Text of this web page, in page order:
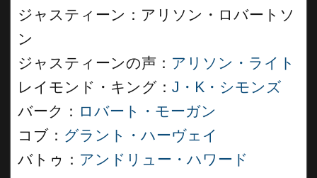
ジャスティーン：アリソン・ロバートソ
ン
ジャスティーンの声： アリソン・ライト
レイモンド・キング： J・K・シモンズ
バーク： ロバート・モーガン
コブ： グラント・ハーヴェイ
バトゥ： アンドリュー・ハワード